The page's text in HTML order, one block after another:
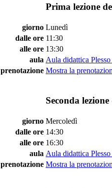
Prima lezione
giorno Lunedì
dalle ore 11:30
alle ore 13:30
aula Aula didattica
prenotazione Mostra la
Seconda
giorno Mercoledì
dalle ore 14:30
alle ore 16:30
aula Aula didattica
prenotazione Mostra la